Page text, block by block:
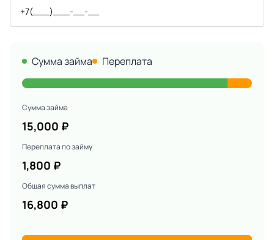
Сумма займа Переплата
Сумма займа
15,000 ₽
Переплата по займу
1,800 ₽
Общая сумма выплат
16,800 ₽